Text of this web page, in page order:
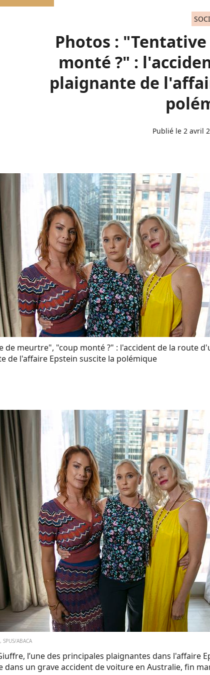
Photos :
monté ?" :
plaignante de
Publié le 2 avril
de meurtre", "coup monté ?" : l'accident de la route
de l'affaire Epstein suscite la polémique
ABACA
l’une des principales plaignantes dans l'affaire
dans un grave accident de voiture en Australie, fin